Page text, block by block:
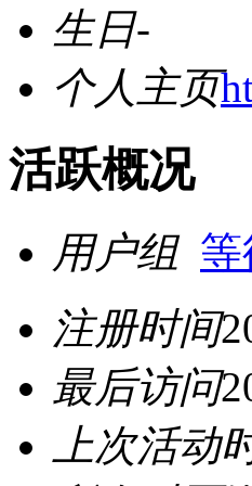
生日-
个人主页
活跃概况
用户组 等
注册时间
最后访问
上次活动